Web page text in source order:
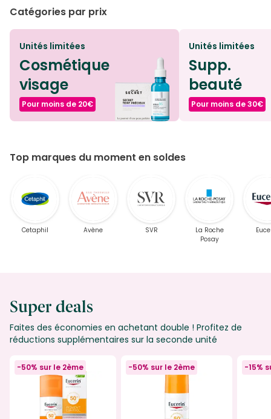
Catégories par prix
Unités limitées
Cosmétique
visage
Pour moins de 20€
Unités limitées
Supp.
beauté
Pour moins de 30€
Top marques du moment en soldes
Cetaphil Avène SVR
La Roche
Posay
Super deals
Faites des économies en achetant double ! Profitez de
réductions supplémentaires sur la seconde unité
-50% sur le 2ème -50% sur le 2ème -15%